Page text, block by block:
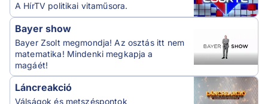
A HírTV politikai vitaműsora.
Bayer show
Bayer Zsolt megmondja! Az osztás itt nem
matematika! Mindenki megkapja a
magáét!
Láncreakció
Válságok és metszéspontok